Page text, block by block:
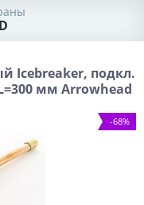
Icebreaker, подкл.
мм Arrowhead
-68%